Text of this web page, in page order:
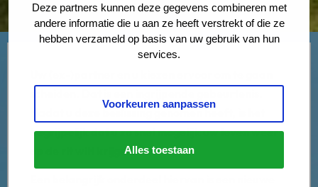
Deze partners kunnen deze gegevens combineren met
andere informatie die u aan ze heeft verstrekt of die ze
hebben verzameld op basis van uw gebruik van hun
services.
Voorkeuren aanpassen
Alles toestaan
Nadat u deze beslissing genomen heeft, is het
begrijpelijk dat u zo snel mogelijk uw leven weer
op de rit wilt krijgen.